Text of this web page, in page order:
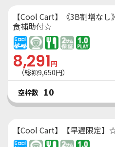
【Cool Cart】《3B割増な
食補助付☆
8,291円
（総額9,650円）
空枠数 10
【Cool Cart】【早遅限定